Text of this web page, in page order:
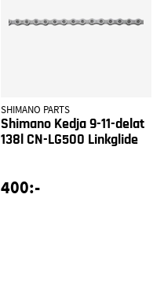
SHIMANO PARTS
Shimano Kedja 9-11-delat
138l CN-LG500 Linkglide
400:-